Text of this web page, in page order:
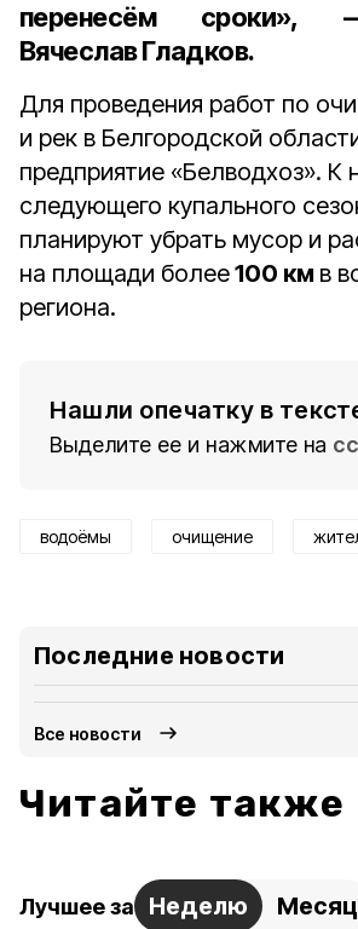
перенесём сроки»,
Вячеслав Гладков.
Для проведения работ по
и рек в Белгородской
предприятие «Белводхоз». К
следующего купального
планируют убрать мусор и
на площади более100 км в
региона.
Нашли опечатку в
Выделите ее и нажмите на
водоёмы очищение
Последние новости
Все новости
Читайте также
Лучшее за Неделю Месяц